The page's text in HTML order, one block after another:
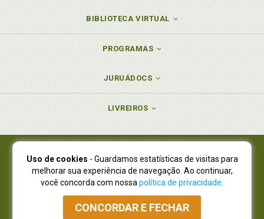
BIBLIOTECA VIRTUAL
PROGRAMAS
JURUÁDOCS
LIVREIROS
Juruá Editora Ltda., CNPJ 77.535.508/0001-19
Juruá Informática Ltda., CNPJ 01.701.561/0001-80
NOVO ENDEREÇO:R. Flávio Dallegrave, 7665, São Lourenço |
Curitiba - Paraná - CEP 82210-310
Atendimento: (41) 4009-3900|Vendas Atacado: (41) 4009-3939
Uso de cookies - Guardamos estatísticas de visitas para
melhorar sua experiência de navegação. Ao continuar,
você concorda com nossa política de privacidade
CONCORDAR E FECHAR